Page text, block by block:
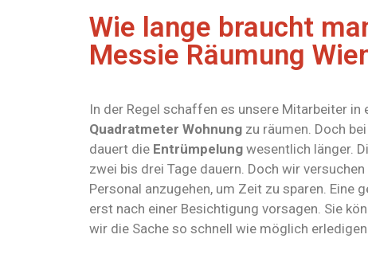
Wie lange braucht
Messie Räumung
In der Regel schaffen es unsere Mitarbeiter in
Quadratmeter Wohnung zu räumen. Doch bei
dauert die Entrümpelung wesentlich länger.
zwei bis drei Tage dauern. Doch wir
Personal anzugehen, um Zeit zu sparen. Eine
erst nach einer Besichtigung vorsagen. Sie
wir die Sache so schnell wie möglich